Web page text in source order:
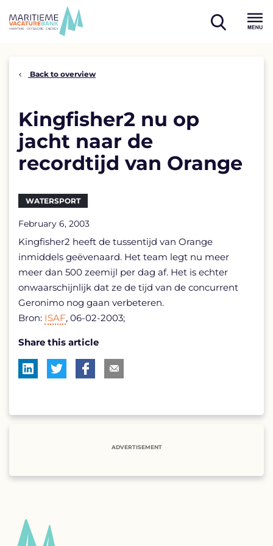
open
Back to overview
Kingfisher2 nu op
jacht naar de
recordtijd van Orange
WATERSPORT
February 6, 2003
Kingfisher2 heeft de tussentijd van Orange
inmiddels geëvenaard. Het team legt nu meer
meer dan 500 zeemijl per dag af. Het is echter
onwaarschijnlijk dat ze de tijd van de concurrent
Geronimo nog gaan verbeteren.
Bron: ISAF, 06-02-2003;
Share this article
ADVERTISEMENT